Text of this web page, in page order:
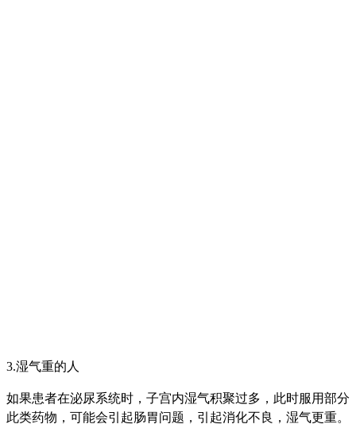
3.湿气重的人
如果患者在泌尿系统时，子宫内湿气积聚过多，此时服用部分
此类药物，可能会引起肠胃问题，引起消化不良，湿气更重。